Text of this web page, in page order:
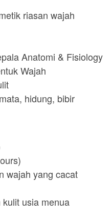
riasan wajah
Anatomi & Fisiology
Wajah
hidung, bibir
wajah yang cacat
usia menua